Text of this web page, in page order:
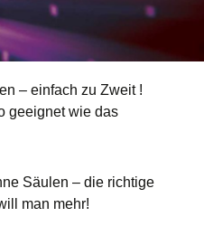
– einfach zu Zweit !
geeignet wie das
Säulen – die richtige
man mehr!